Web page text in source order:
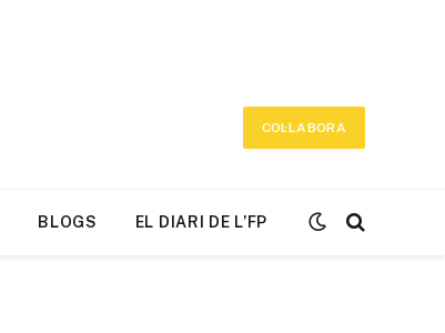
COL·LABORA
BLOGS EL DIARI DE L’FP